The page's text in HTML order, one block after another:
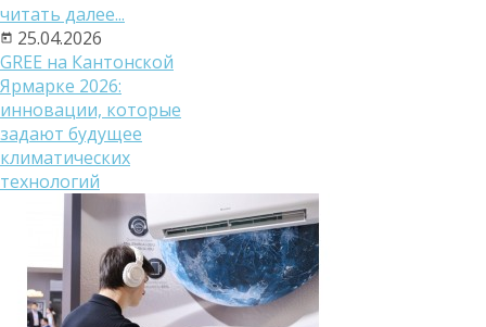
читать далее...
25.04.2026
GREE на Кантонской
Ярмарке 2026:
инновации, которые
задают будущее
климатических
технологий